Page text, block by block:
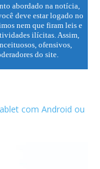
abordado na notícia,
deve estar logado no
nem que firam leis e
ilícitas. Assim,
ofensivos,
do site.